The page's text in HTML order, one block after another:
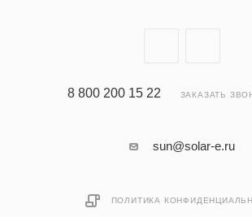
8 800 200 15 22 ЗАКАЗАТЬ
sun@solar-e.ru
ПОЛИТИКА